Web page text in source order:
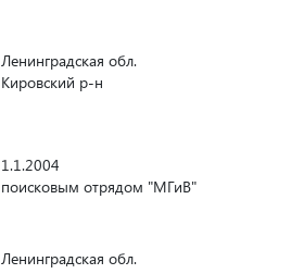
Ленинградская обл.
Кировский р-н
1.1.2004
поисковым отрядом "МГиВ"
Ленинградская обл.